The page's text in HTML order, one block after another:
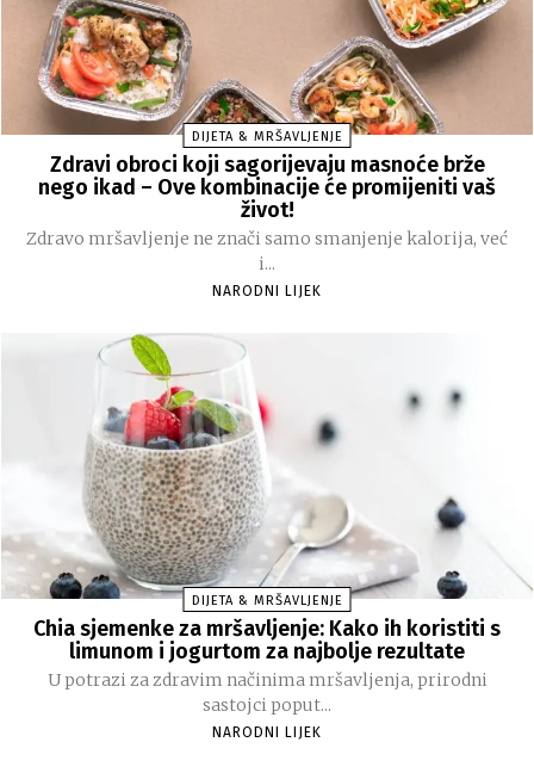
DIJETA & MRŠAVLJENJE
Zdravi obroci koji sagorijevaju masnoće brže
nego ikad – Ove kombinacije će promijeniti vaš
život!
Zdravo mršavljenje ne znači samo smanjenje kalorija, već
i...
NARODNI LIJEK
DIJETA & MRŠAVLJENJE
Chia sjemenke za mršavljenje: Kako ih koristiti s
limunom i jogurtom za najbolje rezultate
U potrazi za zdravim načinima mršavljenja, prirodni
sastojci poput...
NARODNI LIJEK